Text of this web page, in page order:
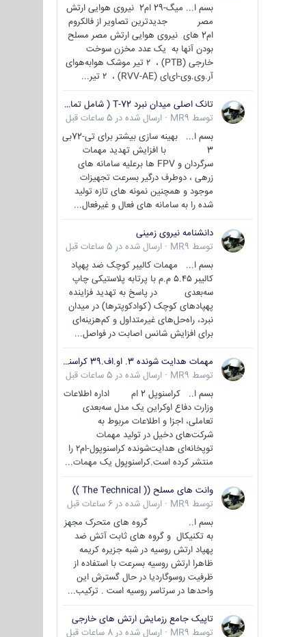
بسم ا... میگ-29 ام2 نیروی هوایی ارتش
مصر جدیدترین تصاویر از فالکروم
ام2 های نیروی هوایی ارتش مصر مسلح
بودن آنها به یک عدد مخزن سوخت
خارجی (PTB) ، ۲ تیر موشک هوابه‌هوای
آر.وی.وی-ای‌ای (RVV-AE) ، ۲ تیر...
تانک اصلی میدان نبرد T-72 ( شامل تمامی گونه ها )
توسط MR9
· ارسال شده در 5 ساعات قبل
بسم ا... بهینه سازی بیشتر برای تی-72بی
3 با افزایش تهدید مهمات
سرگردان و FPV ها برعلیه سامانه های
زرهی ، دوطرف درگیر بسرعت تجهیزات
موجود و همچنین نمونه های تازه تولید
شده را به سامانه های فعال و غیرفعال...
دانشنامه نیروی زمینی
توسط MR9
· ارسال شده در 5 ساعات قبل
بسم ا... مهمات کالیبر کوچک ضد پهپاد
کالیبر ۵.۴۵ م.م با پرتابه پلاستیکی چاپ
سه‌بعدی در پاسخ به تهدید فزاینده
پهپادهای کوچک (کوادکوپترها) در میدان
نبرد، راه‌حل‌های غیرمتداول و کم‌هزینه‌ای
برای افزایش شانس اصابت در فواصل...
مهمات هدایت شونده 3. او.اف.39 کراسنوپل/بصیر( Krasnopol 3OF39 )
توسط MR9
· ارسال شده در 5 ساعات قبل
بسم ا.. کراسنوپل 2 ام اداره اطلاعات
وزارت دفاع اوکراین یک مدل سه‌بعدی
تعاملی، اجزا و اطلاعات مربوط به
شرکت‌های دخیل در تولید مهمات
توپخانه‌ای هدایت‌شونده کراسنوپول-ام۲ را
منتشر کرده است.کراسنوپول یک مهمات...
وانت های مسلح (( The Technical ))
توسط MR9
· ارسال شده در 6 ساعات قبل
بسم ا.. گروه های متحرک مجهز
به تکنیکال و گروه های ثابت آتش ضد
پهپاد ارتش روسیه در شبه جزیره کریمه
ظاهرا ارتش روسیه بسرعت با استفاده از
ظرفیت روسوگاردیا در حال گسترش این
واحدها در سرتاسر روسیه است . ترکیب...
تاپیک جامع رزمایش ارتش های خارجی
توسط MR9
· ارسال شده در 8 ساعات قبل